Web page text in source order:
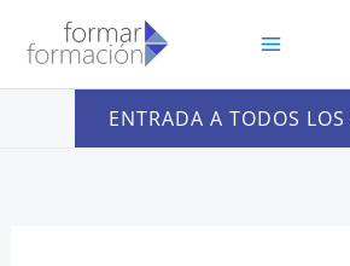
contenido
ENTRADA A TODOS LOS